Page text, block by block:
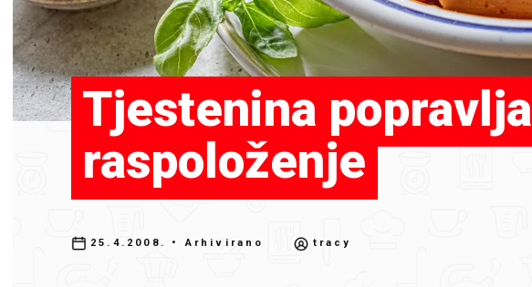
Tjestenina popravlja
raspoloženje
25.4.2008. • Arhivirano tracy